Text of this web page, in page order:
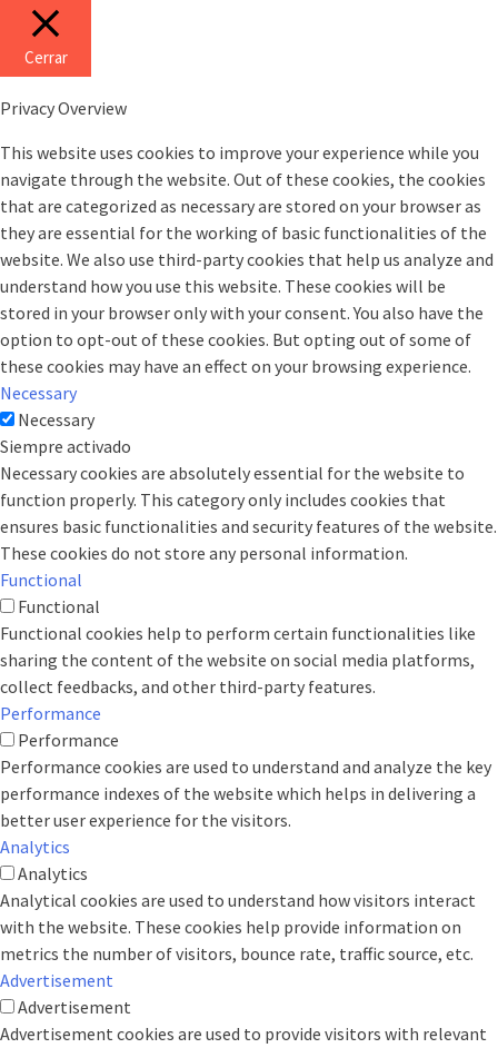
Cerrar
Privacy Overview
This website uses cookies to improve your experience while you
navigate through the website. Out of these cookies, the cookies
that are categorized as necessary are stored on your browser as
they are essential for the working of basic functionalities of the
website. We also use third-party cookies that help us analyze and
understand how you use this website. These cookies will be
stored in your browser only with your consent. You also have the
option to opt-out of these cookies. But opting out of some of
these cookies may have an effect on your browsing experience.
Necessary
Necessary
Siempre activado
Necessary cookies are absolutely essential for the website to
function properly. This category only includes cookies that
ensures basic functionalities and security features of the website.
These cookies do not store any personal information.
Functional
Functional
Functional cookies help to perform certain functionalities like
sharing the content of the website on social media platforms,
collect feedbacks, and other third-party features.
Performance
Performance
Performance cookies are used to understand and analyze the key
performance indexes of the website which helps in delivering a
better user experience for the visitors.
Analytics
Analytics
Analytical cookies are used to understand how visitors interact
with the website. These cookies help provide information on
metrics the number of visitors, bounce rate, traffic source, etc.
Advertisement
Advertisement
Advertisement cookies are used to provide visitors with relevant